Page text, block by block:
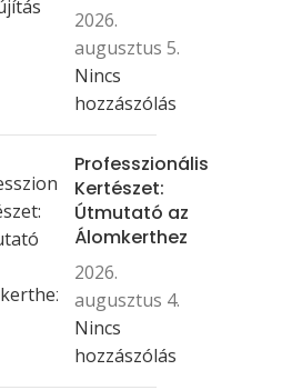
2026.
augusztus 5.
Nincs
hozzászólás
Professzionális
Kertészet:
Útmutató az
Álomkerthez
2026.
augusztus 4.
Nincs
hozzászólás